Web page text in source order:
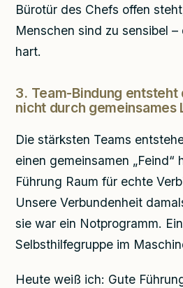
Bürotür des Chefs offen
Menschen sind zu sensibel
hart.
3. Team-Bindung
nicht durch gemeinsames
Die stärksten Teams
einen gemeinsamen „Feind“
Führung Raum für echte
Unsere Verbundenheit
sie war ein Notprogramm.
Selbsthilfegruppe im
Heute weiß ich: Gute